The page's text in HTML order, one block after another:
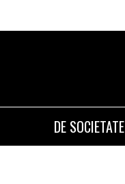
DE SOCIETATE